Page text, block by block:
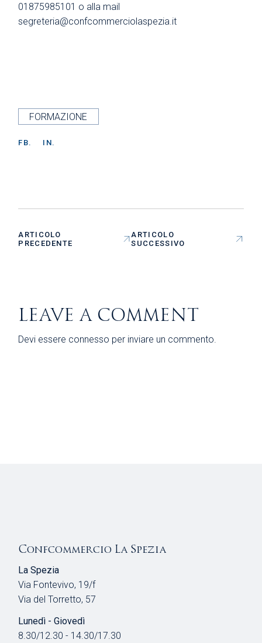
01875985101 o alla mail
segreteria@confcommerciolaspezia.it
FORMAZIONE
FB. IN.
ARTICOLO
PRECEDENTE
ARTICOLO
SUCCESSIVO
LEAVE A COMMENT
Devi essere connesso per inviare un commento.
Confcommercio La Spezia
La Spezia
Via Fontevivo, 19/f
Via del Torretto, 57
Lunedì - Giovedì
8.30/12.30 - 14.30/17.30